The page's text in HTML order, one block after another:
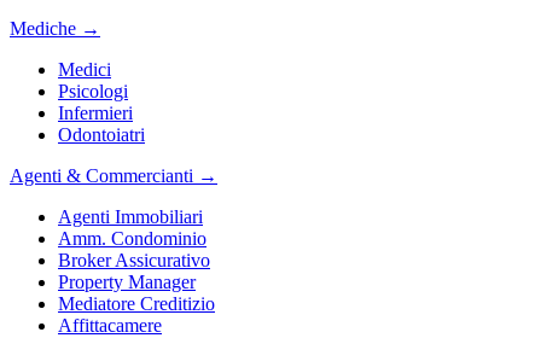
Mediche →
Medici
Psicologi
Infermieri
Odontoiatri
Agenti & Commercianti →
Agenti Immobiliari
Amm. Condominio
Broker Assicurativo
Property Manager
Mediatore Creditizio
Affittacamere